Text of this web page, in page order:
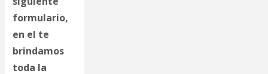
formulario,
en el te
brindamos
toda la